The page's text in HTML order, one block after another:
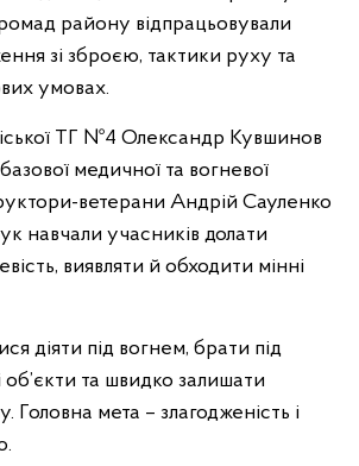
району відпрацьовували
зі зброєю, тактики руху та
умовах.
ТГ №4 Олександр Кувшинов
медичної та вогневої
ветерани Андрій Сауленко
навчали учасників долати
виявляти й обходити мінні
діяти під вогнем, брати під
об’єкти та швидко залишати
Головна мета – злагодженість і